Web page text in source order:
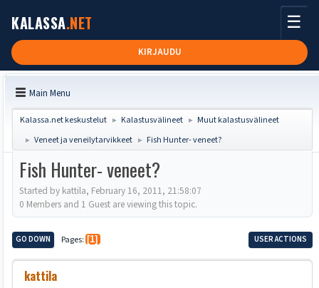
KALASSA.NET
KIRJAUDU
☰
Main Menu
Kalassa.net keskustelut ► Kalastusvälineet ► Muut kalastusvälineet
► Veneet ja veneilytarvikkeet ► Fish Hunter- veneet?
Fish Hunter- veneet?
Started by kattila, February 16, 2011, 21:58:07
0 Members and 1 Guest are viewing this topic.
GO DOWN Pages 1 USER ACTIONS
kattila